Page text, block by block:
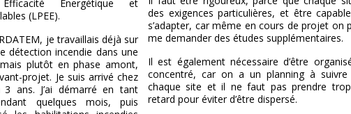
Efficacité Énergétique et
(LPEE).
je travaillais déjà sur
détection incendie dans une
plutôt en phase amont,
projet. Je suis arrivé chez
ans. J’ai démarré en tant
quelques mois, puis
des exigences particulières, et être
s’adapter, car même en cours de projet on
me demander des études supplémentaires.
Il est également nécessaire d’être
concentré, car on a un planning à suivre
chaque site et il ne faut pas prendre
retard pour éviter d’être dispersé.